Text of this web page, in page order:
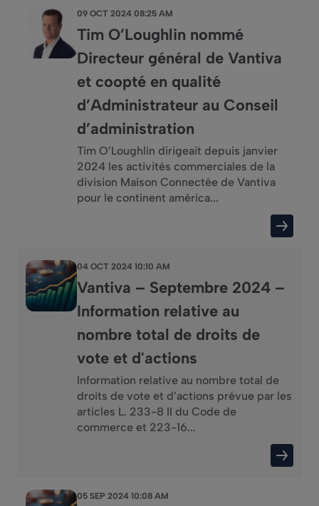
09 OCT 2024 08:25 AM
Tim O’Loughlin nommé
Directeur général de Vantiva
et coopté en qualité
d’Administrateur au Conseil
d’administration
Tim O’Loughlin dirigeait depuis janvier
2024 les activités commerciales de la
division Maison Connectée de Vantiva
pour le continent américa...
04 OCT 2024 10:10 AM
Vantiva – Septembre 2024 –
Information relative au
nombre total de droits de
vote et d'actions
Information relative au nombre total de
droits de vote et d’actions prévue par les
articles L. 233-8 II du Code de
commerce et 223-16...
05 SEP 2024 10:08 AM